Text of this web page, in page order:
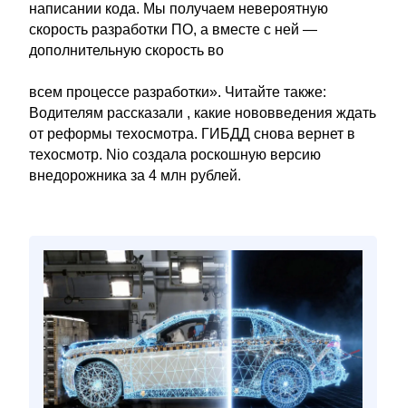
написании кода. Мы получаем невероятную
скорость разработки ПО, а вместе с ней —
дополнительную скорость во
всем процессе разработки». Читайте также:
Водителям рассказали , какие нововведения ждать
от реформы техосмотра. ГИБДД снова вернет в
техосмотр. Nio создала роскошную версию
внедорожника за 4 млн рублей.